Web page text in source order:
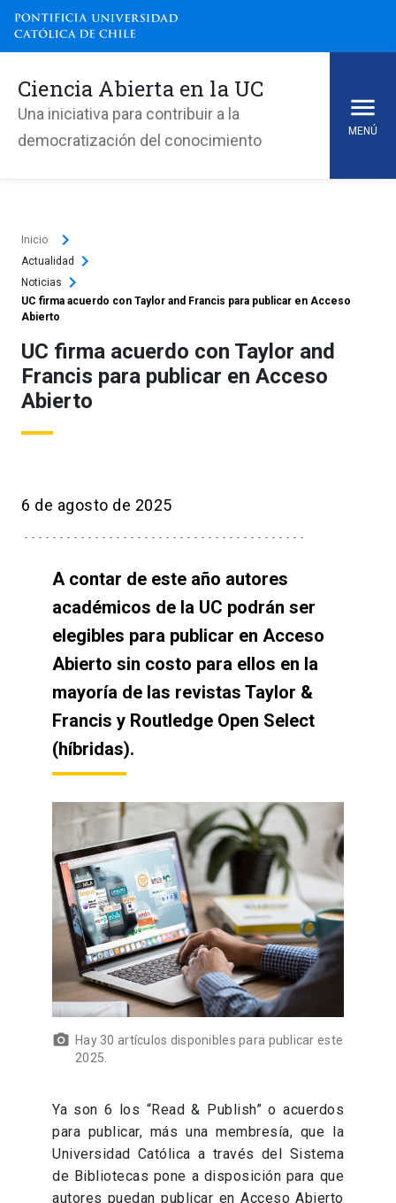
Ciencia Abierta en la UC
Una iniciativa para contribuir a la
democratización del conocimiento
MENÚ
Inicio keyboard_arrow_right
Actualidad keyboard_arrow_right
Noticias keyboard_arrow_right
UC firma acuerdo con Taylor and Francis para publicar en Acceso
Abierto
UC firma acuerdo con Taylor and
Francis para publicar en Acceso
Abierto
6 de agosto de 2025
A contar de este año autores
académicos de la UC podrán ser
elegibles para publicar en Acceso
Abierto sin costo para ellos en la
mayoría de las revistas Taylor &
Francis y Routledge Open Select
(híbridas).
Hay 30 artículos disponibles para publicar este
2025.
Ya son 6 los “Read & Publish” o acuerdos
para publicar, más una membresía, que la
Universidad Católica a través del Sistema
de Bibliotecas pone a disposición para que
autores puedan publicar en Acceso Abierto